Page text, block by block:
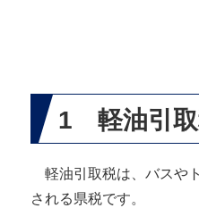
1 軽油引取
軽油引取税は、バスや
される県税です。